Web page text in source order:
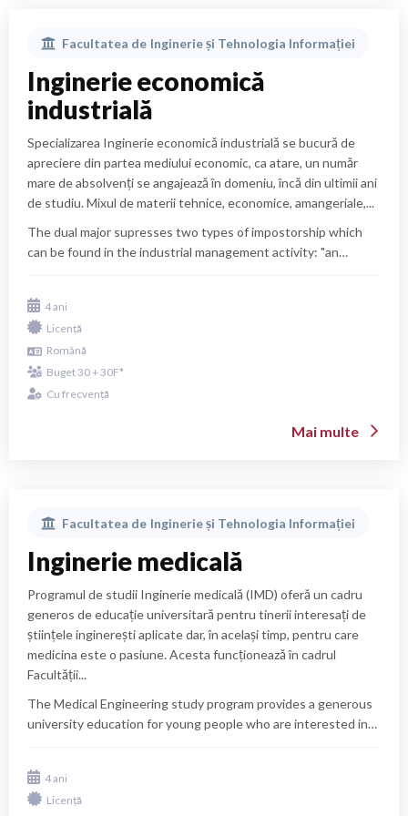
Facultatea de Inginerie și Tehnologia Informației
Inginerie economică
industrială
Specializarea Inginerie economică industrială se bucură de
apreciere din partea mediului economic, ca atare, un număr
mare de absolvenți se angajează în domeniu, încă din ultimii ani
de studiu. Mixul de materii tehnice, economice, amangeriale,...
The dual major supresses two types of impostorship which
can be found in the industrial management activity: "an
the engineer’s creative mind and the manager’s normative
thinking is a binomial that transforms the managerial activity
to day reality.
4 ani
Licență
Română
Buget 30 + 30F*
Cu frecvență
Mai multe
Facultatea de Inginerie și Tehnologia Informației
Inginerie medicală
Programul de studii Inginerie medicală (IMD) oferă un cadru
generos de educație universitară pentru tinerii interesați de
științele inginerești aplicate dar, în același timp, pentru care
medicina este o pasiune. Acesta funcționează în cadrul
Facultății...
The Medical Engineering study program provides a generous
university education for young people who are interested in
Engineering and Information Technology of UMFST G.E.
Palade Târgu Mureș since the year of 2019. The study
including information technology, used for the
diagnosis, investigation, monitoring, treatment and
4 ani
Licență